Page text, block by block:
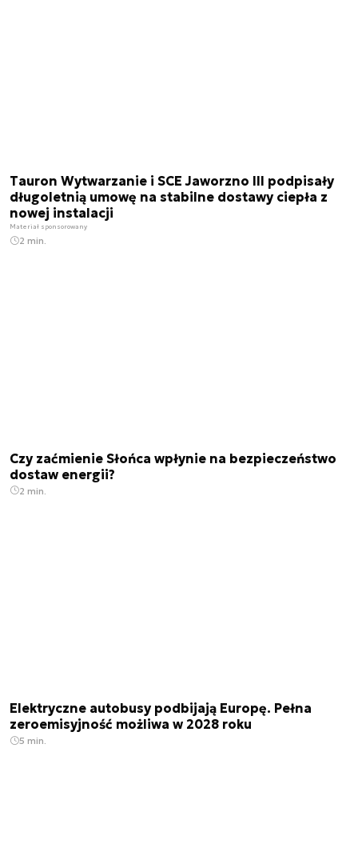
Tauron Wytwarzanie i SCE Jaworzno III podpisały
długoletnią umowę na stabilne dostawy ciepła z
nowej instalacji
Materiał sponsorowany
2 min.
Czy zaćmienie Słońca wpłynie na bezpieczeństwo
dostaw energii?
2 min.
Elektryczne autobusy podbijają Europę. Pełna
zeroemisyjność możliwa w 2028 roku
5 min.